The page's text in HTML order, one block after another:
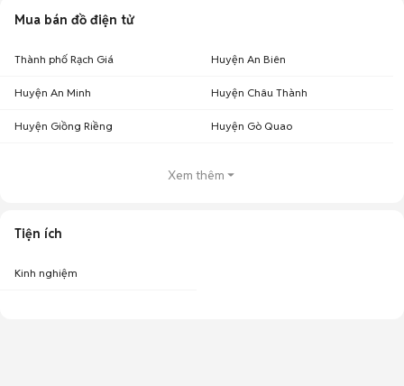
Mua bán đồ điện tử
Thành phố Rạch Giá Huyện An Biên
Huyện An Minh Huyện Châu Thành
Huyện Giồng Riềng Huyện Gò Quao
Xem thêm
Tiện ích
Kinh nghiệm